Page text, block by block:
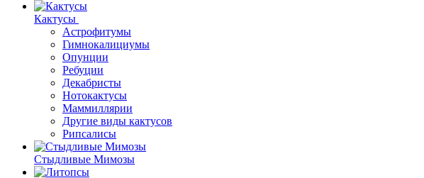
Кактусы
Астрофитумы
Гимнокалициумы
Опунции
Ребуции
Декабристы
Нотокактусы
Маммиллярии
Другие виды кактусов
Рипсалисы
Стыдливые Мимозы